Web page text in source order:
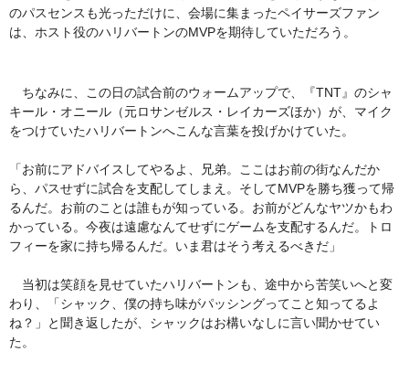
のパスセンスも光っただけに、会場に集まったペイサーズファン
は、ホスト役のハリバートンのMVPを期待していただろう。
ちなみに、この日の試合前のウォームアップで、『TNT』のシャ
キール・オニール（元ロサンゼルス・レイカーズほか）が、マイク
をつけていたハリバートンへこんな言葉を投げかけていた。
「お前にアドバイスしてやるよ、兄弟。ここはお前の街なんだか
ら、パスせずに試合を支配してしまえ。そしてMVPを勝ち獲って帰
るんだ。お前のことは誰もが知っている。お前がどんなヤツかもわ
かっている。今夜は遠慮なんてせずにゲームを支配するんだ。トロ
フィーを家に持ち帰るんだ。いま君はそう考えるべきだ」
当初は笑顔を見せていたハリバートンも、途中から苦笑いへと変
わり、「シャック、僕の持ち味がパッシングってこと知ってるよ
ね？」と聞き返したが、シャックはお構いなしに言い聞かせてい
た。